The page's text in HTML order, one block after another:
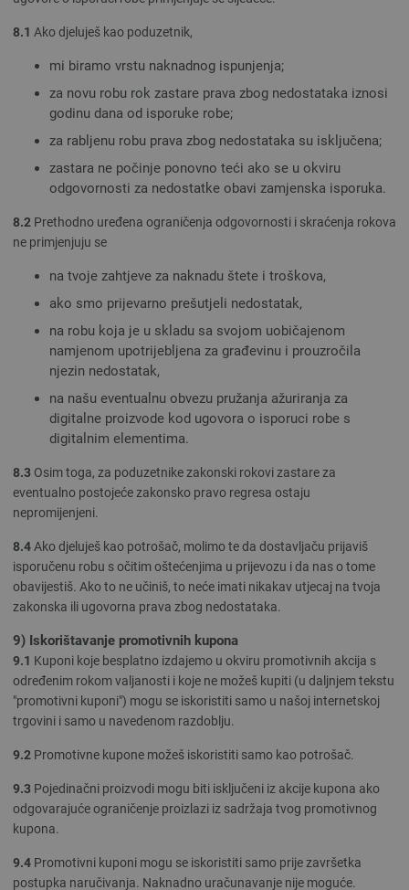
8.1 Ako djeluješ kao poduzetnik,
mi biramo vrstu naknadnog ispunjenja;
za novu robu rok zastare prava zbog nedostataka iznosi
godinu dana od isporuke robe;
za rabljenu robu prava zbog nedostataka su isključena;
zastara ne počinje ponovno teći ako se u okviru
odgovornosti za nedostatke obavi zamjenska isporuka.
8.2 Prethodno uređena ograničenja odgovornosti i skraćenja rokova
ne primjenjuju se
na tvoje zahtjeve za naknadu štete i troškova,
ako smo prijevarno prešutjeli nedostatak,
na robu koja je u skladu sa svojom uobičajenom
namjenom upotrijebljena za građevinu i prouzročila
njezin nedostatak,
na našu eventualnu obvezu pružanja ažuriranja za
digitalne proizvode kod ugovora o isporuci robe s
digitalnim elementima.
8.3 Osim toga, za poduzetnike zakonski rokovi zastare za
eventualno postojeće zakonsko pravo regresa ostaju
nepromijenjeni.
8.4Ako djeluješ kao potrošač, molimo te da dostavljaču prijaviš
isporučenu robu s očitim oštećenjima u prijevozu i da nas o tome
obavijestiš. Ako to ne učiniš, to neće imati nikakav utjecaj na tvoja
zakonska ili ugovorna prava zbog nedostataka.
9) Iskorištavanje promotivnih kupona
9.1 Kuponi koje besplatno izdajemo u okviru promotivnih akcija s
određenim rokom valjanosti i koje ne možeš kupiti (u daljnjem tekstu
"promotivni kuponi") mogu se iskoristiti samo u našoj internetskoj
trgovini i samo u navedenom razdoblju.
9.2 Promotivne kupone možeš iskoristiti samo kao potrošač.
9.3 Pojedinačni proizvodi mogu biti isključeni iz akcije kupona ako
odgovarajuće ograničenje proizlazi iz sadržaja tvog promotivnog
kupona.
9.4 Promotivni kuponi mogu se iskoristiti samo prije završetka
postupka naručivanja. Naknadno uračunavanje nije moguće.